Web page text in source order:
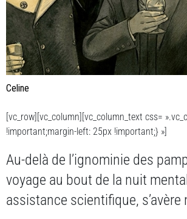
Celine
[vc_row][vc_column][vc_column_text css=
!important;margin-left: 25px !important;} »]
Au-delà de l’ignominie des
voyage au bout de la nuit
assistance scientifique,